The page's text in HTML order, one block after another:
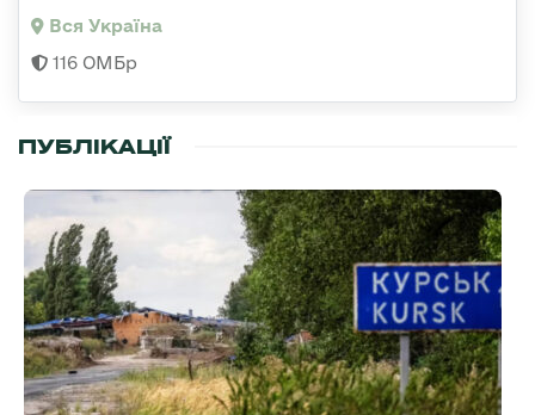
Вся Україна
116 ОМБр
ПУБЛІКАЦІЇ